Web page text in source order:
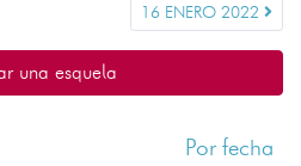
16 ENERO 2022
una esquela
Por fecha